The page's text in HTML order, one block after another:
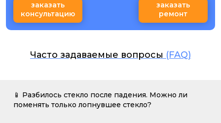
заказать
консультацию
заказать
ремонт
Часто задаваемые вопросы (FAQ)
📱 Разбилось стекло после падения. Можно ли
поменять только лопнувшее стекло?